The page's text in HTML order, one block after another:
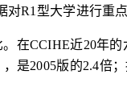
对R1 型大学进行重
。在CCIHE近20年的
，是2005版的2.4倍